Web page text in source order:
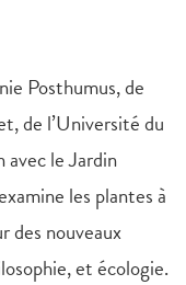
Posthumus, de
de l’Université du
le Jardin
les plantes à
des nouveaux
et écologie.